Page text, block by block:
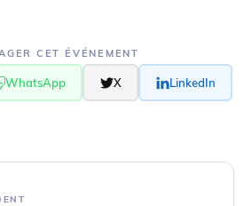
CET ÉVÉNEMENT
WhatsApp X LinkedIn